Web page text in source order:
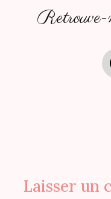
Retrouve-
Laisser un